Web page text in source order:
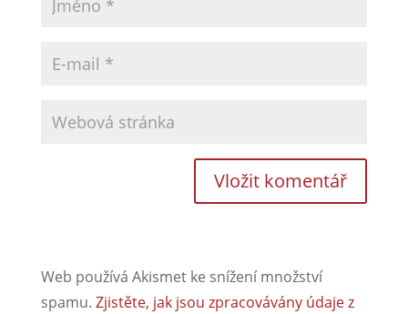
Web používá Akismet ke snížení množství
spamu. Zjistěte, jak jsou zpracovávány údaje z